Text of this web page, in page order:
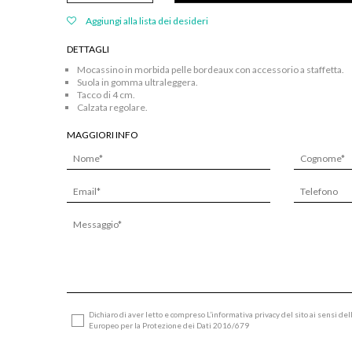
bordeaux
con
a
staffetta
quantità
Aggiungi alla lista dei desideri
DETTAGLI
Mocassino in morbida pelle bordeaux con accessorio a staffetta.
Suola in gomma ultraleggera.
Tacco di 4 cm.
Calzata regolare.
MAGGIORI INFO
Dichiaro di aver letto e compreso L’informativa privacy del sito ai sensi
Europeo per la Protezione dei Dati 2016/679